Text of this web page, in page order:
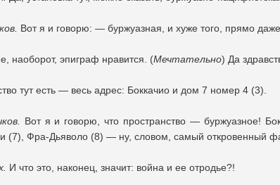
Вот я и говорю: — буржуазная, и хуже того, прямо
наоборот, эпиграф нравится. (Мечтательно) Да
тут есть — весь адрес: Боккачио и дом 7 номер 4 (3).
Вот я и говорю, что пространство — буржуазное!
(7), Фра-Дьяволо (8) — ну, словом, самый откровенный
И что это, наконец, значит: война и ее отродье?!